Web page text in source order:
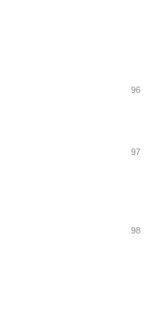
96
97
98